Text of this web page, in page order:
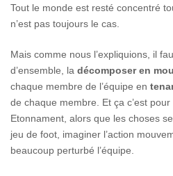
Tout le monde est resté concentré
n’est pas toujours le cas.
Mais comme nous l’expliquions, il
d’ensemble, la décomposer en
chaque membre de l’équipe en
de chaque membre. Et ça c’est
Etonnament, alors que les choses
jeu de foot, imaginer l’action
beaucoup perturbé l’équipe.